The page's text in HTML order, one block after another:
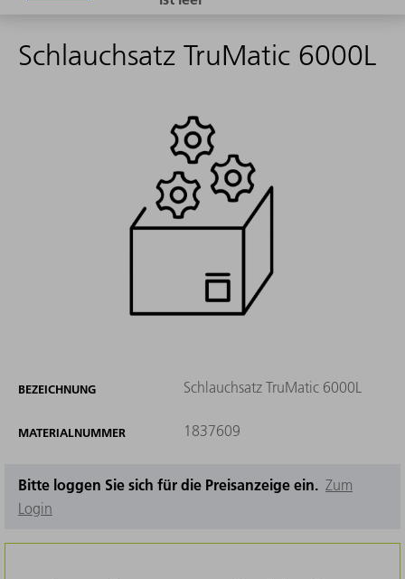
Schlauchsatz TruMatic 6000L
BEZEICHNUNG Schlauchsatz TruMatic 6000L
MATERIALNUMMER 1837609
Bitte loggen Sie sich für die Preisanzeige ein. Zum
Login